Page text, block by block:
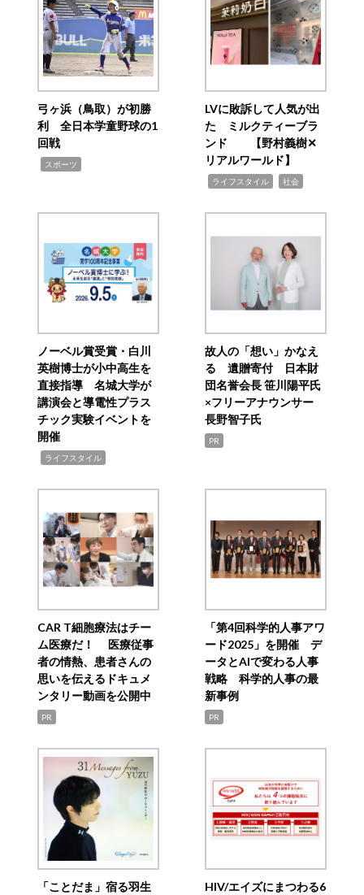
弓ヶ浜（鳥取）が初勝
利 全日本学童野球の1
回戦
スポーツ
LVに敗訴して人気が出
た ミルクティーブラ
ンド 【野村義樹✕
リアルワールド】
ライフスタイル 社会
ノーベル賞受賞・白川
英樹博士が小中高生を
直接指導 名城大学が
講演会と導電性プラス
チック実験イベントを
開催
ライフスタイル
故人の「想い」かなえ
る 遺贈寄付 日本財
団名誉会長 笹川陽平氏
×フリーアナウンサー
長野智子氏
PR
CAR T細胞療法はチー
ム医療だ！ 医療従事
者の情熱、患者さんの
思いを伝えるドキュメ
ンタリー動画を公開中
PR
「第4回科学的人事アワ
ード2025」を開催 デ
ータとAIで変わる人事
戦略 科学的人事の最
新事例
PR
「ことだま」宿る羽生
HIV/エイズにまつわる6